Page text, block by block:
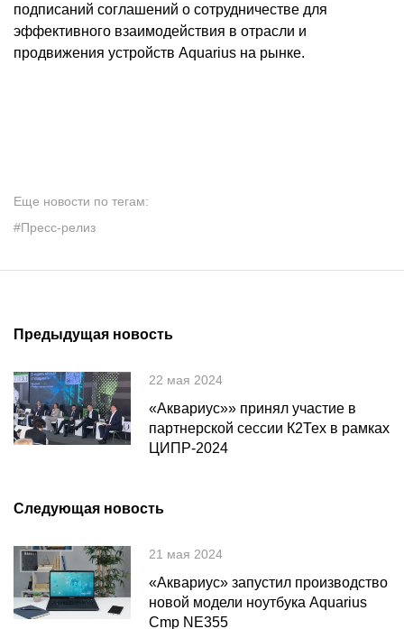
подписаний соглашений о сотрудничестве для
эффективного взаимодействия в отрасли и
продвижения устройств Aquarius на рынке.
Еще новости по тегам:
#Пресс-релиз
Предыдущая новость
22 мая 2024
«Аквариус»» принял участие в
партнерской сессии К2Тех в рамках
ЦИПР-2024
Следующая новость
21 мая 2024
«Аквариус» запустил производство
новой модели ноутбука Aquarius
Cmp NE355